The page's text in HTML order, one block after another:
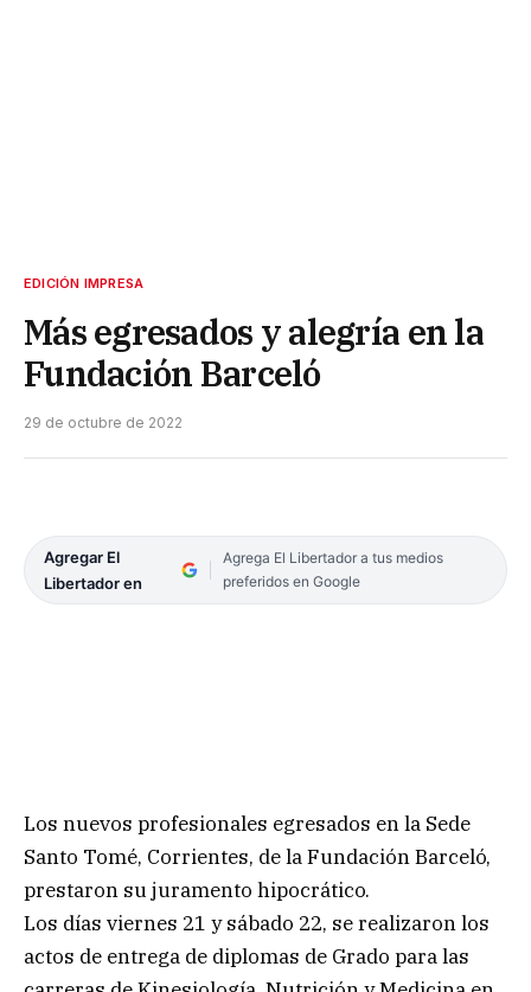
EDICIÓN IMPRESA
Más egresados y alegría en la
Fundación Barceló
29 de octubre de 2022
Agregar El
Libertador en
Agrega El Libertador a tus medios
preferidos en Google
Los nuevos profesionales egresados en la Sede
Santo Tomé, Corrientes, de la Fundación Barceló,
prestaron su juramento hipocrático.
Los días viernes 21 y sábado 22, se realizaron los
actos de entrega de diplomas de Grado para las